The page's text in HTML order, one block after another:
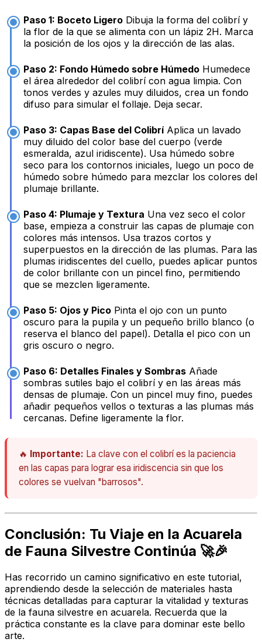
Paso 1: Boceto Ligero Dibuja la forma del colibrí y
la flor de la que se alimenta con un lápiz 2H. Marca
la posición de los ojos y la dirección de las alas.
Paso 2: Fondo Húmedo sobre Húmedo Humedece
el área alrededor del colibrí con agua limpia. Con
tonos verdes y azules muy diluidos, crea un fondo
difuso para simular el follaje. Deja secar.
Paso 3: Capas Base del ColibríAplica un lavado
muy diluido del color base del cuerpo (verde
esmeralda, azul iridiscente). Usa húmedo sobre
seco para los contornos iniciales, luego un poco de
húmedo sobre húmedo para mezclar los colores del
plumaje brillante.
Paso 4: Plumaje y Textura Una vez seco el color
base, empieza a construir las capas de plumaje con
colores más intensos. Usa trazos cortos y
superpuestos en la dirección de las plumas. Para las
plumas iridiscentes del cuello, puedes aplicar puntos
de color brillante con un pincel fino, permitiendo
que se mezclen ligeramente.
Paso 5: Ojos y Pico Pinta el ojo con un punto
oscuro para la pupila y un pequeño brillo blanco (o
reserva el blanco del papel). Detalla el pico con un
gris oscuro o negro.
Paso 6: Detalles Finales y Sombras Añade
sombras sutiles bajo el colibrí y en las áreas más
densas de plumaje. Con un pincel muy fino, puedes
añadir pequeños vellos o texturas a las plumas más
cercanas. Define ligeramente la flor.
🔥 Importante: La clave con el colibrí es la paciencia
en las capas para lograr esa iridiscencia sin que los
colores se vuelvan "barrosos".
Conclusión: Tu Viaje en la Acuarela
de Fauna Silvestre Continúa 🚀🎉
Has recorrido un camino significativo en este tutorial,
aprendiendo desde la selección de materiales hasta
técnicas detalladas para capturar la vitalidad y texturas
de la fauna silvestre en acuarela. Recuerda que la
práctica constante es la clave para dominar este bello
arte.